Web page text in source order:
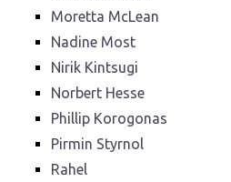
Moretta McLean
Nadine Most
Nirik Kintsugi
Norbert Hesse
Phillip Korogonas
Pirmin Styrnol
Rahel